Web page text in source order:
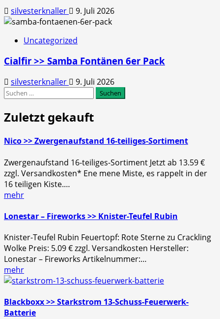
silvesterknaller 9. Juli 2026
Uncategorized
Cialfir >> Samba Fontänen 6er Pack
silvesterknaller
9. Juli 2026
Suchen
Zuletzt gekauft
Nico >> Zwergenaufstand 16-teiliges-Sortiment
Zwergenaufstand 16-teiliges-Sortiment Jetzt ab 13.59 €
zzgl. Versandkosten* Ene mene Miste, es rappelt in der
16 teiligen Kiste.…
mehr
Lonestar – Fireworks >> Knister-Teufel Rubin
Knister-Teufel Rubin Feuertopf: Rote Sterne zu Crackling
Wolke Preis: 5.09 € zzgl. Versandkosten Hersteller:
Lonestar – Fireworks Artikelnummer:…
mehr
Blackboxx >> Starkstrom 13-Schuss-Feuerwerk-
Batterie